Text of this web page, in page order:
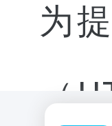
为
（